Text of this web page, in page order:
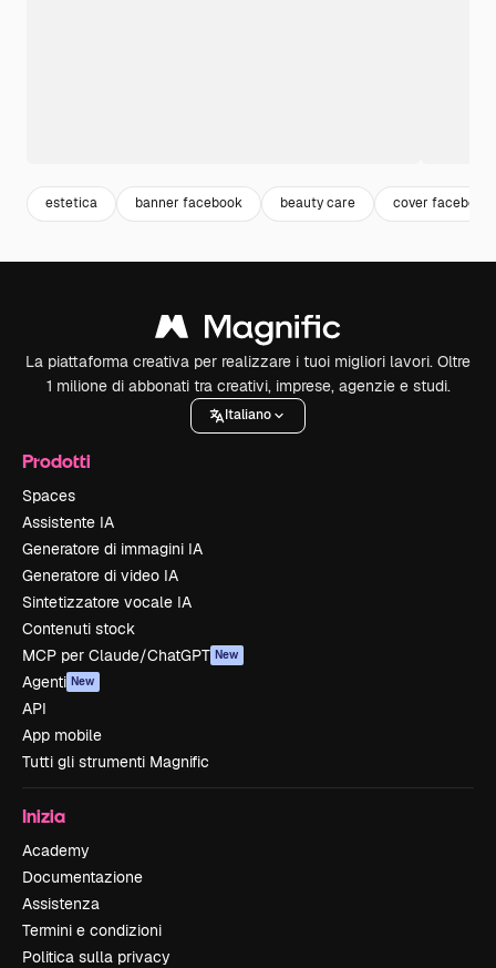
estetica banner facebook beauty care cover facebook
La piattaforma creativa per realizzare i tuoi migliori lavori. Oltre
1 milione di abbonati tra creativi, imprese, agenzie e studi.
Italiano
Prodotti
Spaces
Assistente IA
Generatore di immagini IA
Generatore di video IA
Sintetizzatore vocale IA
Contenuti stock
MCP per Claude/ChatGPT New
Agenti New
API
App mobile
Tutti gli strumenti Magnific
Inizia
Academy
Documentazione
Assistenza
Termini e condizioni
Politica sulla privacy